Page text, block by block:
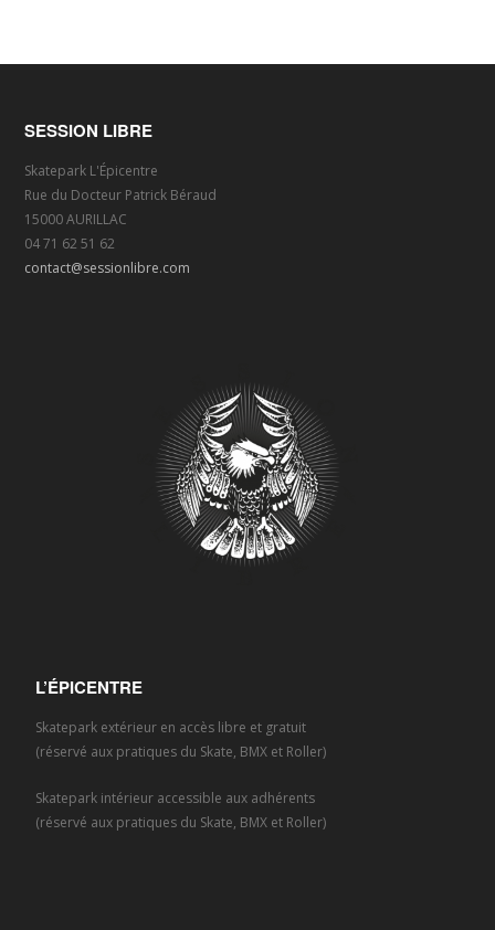
SESSION LIBRE
Skatepark L'Épicentre
Rue du Docteur Patrick Béraud
15000 AURILLAC
04 71 62 51 62
contact@sessionlibre.com
L’ÉPICENTRE
Skatepark extérieur en accès libre et gratuit
(réservé aux pratiques du Skate, BMX et Roller)
Skatepark intérieur accessible aux adhérents
(réservé aux pratiques du Skate, BMX et Roller)